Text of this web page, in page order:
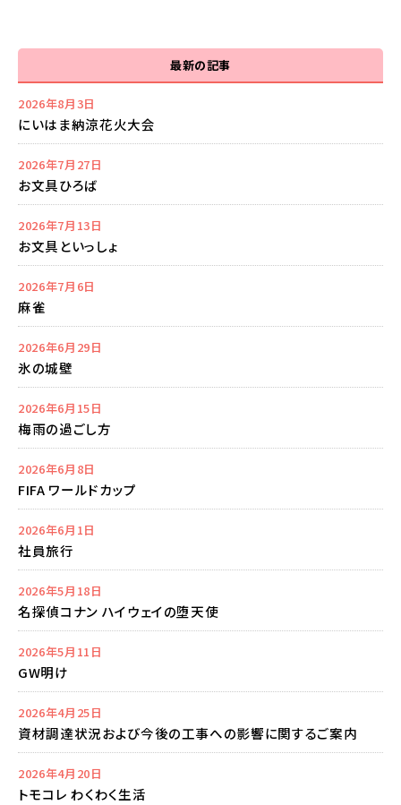
最新の記事
2026年8月3日
にいはま納涼花火大会
2026年7月27日
お文具ひろば
2026年7月13日
お文具といっしょ
2026年7月6日
麻雀
2026年6月29日
氷の城壁
2026年6月15日
梅雨の過ごし方
2026年6月8日
FIFA ワールドカップ
2026年6月1日
社員旅行
2026年5月18日
名探偵コナン ハイウェイの堕天使
2026年5月11日
GW明け
2026年4月25日
資材調達状況および今後の工事への影響に関するご案内
2026年4月20日
トモコレ わくわく生活